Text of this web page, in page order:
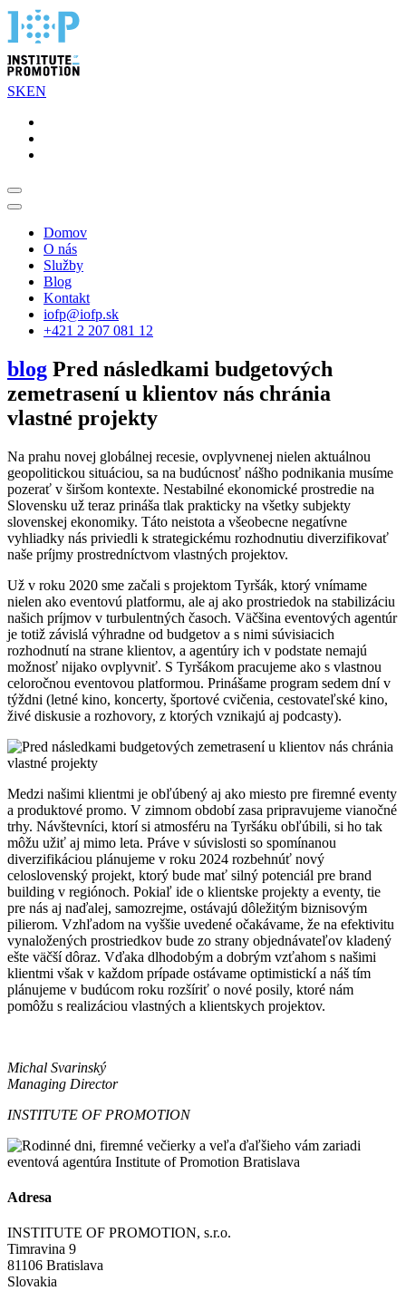
SKEN
Domov
O nás
Služby
Blog
Kontakt
iofp@iofp.sk
+421 2 207 081 12
blog Pred následkami budgetových
zemetrasení u klientov nás chránia
vlastné projekty
Na prahu novej globálnej recesie, ovplyvnenej nielen aktuálnou
geopolitickou situáciou, sa na budúcnosť nášho podnikania musíme
pozerať v širšom kontexte. Nestabilné ekonomické prostredie na
Slovensku už teraz prináša tlak prakticky na všetky subjekty
slovenskej ekonomiky. Táto neistota a všeobecne negatívne
vyhliadky nás priviedli k strategickému rozhodnutiu diverzifikovať
naše príjmy prostredníctvom vlastných projektov.
Už v roku 2020 sme začali s projektom Tyršák, ktorý vnímame
nielen ako eventovú platformu, ale aj ako prostriedok na stabilizáciu
našich príjmov v turbulentných časoch. Väčšina eventových agentúr
je totiž závislá výhradne od budgetov a s nimi súvisiacich
rozhodnutí na strane klientov, a agentúry ich v podstate nemajú
možnosť nijako ovplyvniť. S Tyršákom pracujeme ako s vlastnou
celoročnou eventovou platformou. Prinášame program sedem dní v
týždni (letné kino, koncerty, športové cvičenia, cestovateľské kino,
živé diskusie a rozhovory, z ktorých vznikajú aj podcasty).
Medzi našimi klientmi je obľúbený aj ako miesto pre firemné eventy
a produktové promo. V zimnom období zasa pripravujeme vianočné
trhy. Návštevníci, ktorí si atmosféru na Tyršáku obľúbili, si ho tak
môžu užiť aj mimo leta. Práve v súvislosti so spomínanou
diverzifikáciou plánujeme v roku 2024 rozbehnúť nový
celoslovenský projekt, ktorý bude mať silný potenciál pre brand
building v regiónoch. Pokiaľ ide o klientske projekty a eventy, tie
pre nás aj naďalej, samozrejme, ostávajú dôležitým biznisovým
pilierom. Vzhľadom na vyššie uvedené očakávame, že na efektivitu
vynaložených prostriedkov bude zo strany objednávateľov kladený
ešte väčší dôraz. Vďaka dlhodobým a dobrým vzťahom s našimi
klientmi však v každom prípade ostávame optimistickí a náš tím
plánujeme v budúcom roku rozšíriť o nové posily, ktoré nám
pomôžu s realizáciou vlastných a klientskych projektov.
Michal Svarinský
Managing Director
INSTITUTE OF PROMOTION
Adresa
INSTITUTE OF PROMOTION, s.r.o.
Timravina 9
81106 Bratislava
Slovakia